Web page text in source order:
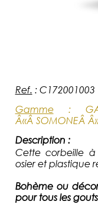
Ref. : C172001003
Gamme:
Â«Â SOMONEÂ
Description :
Cette corbeille
osier et plastique
Bohème ou
pour tous les